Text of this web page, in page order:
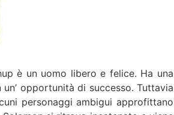
è un uomo libero e felice. Ha una
opportunità di successo. Tuttavia
personaggi ambigui approfittano